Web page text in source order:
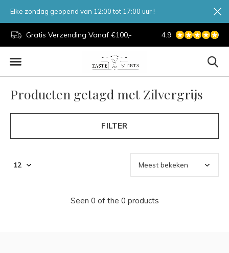
Gratis Verzending Vanaf €100,- 7 Dagen Per
4.9
Elke zondag geopend van 12:00 tot 17:00 uur !
Producten getagd met Zilvergrijs
FILTER
Seen 0 of the 0 products